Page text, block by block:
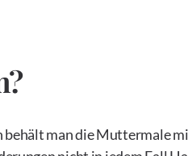
man die Muttermale